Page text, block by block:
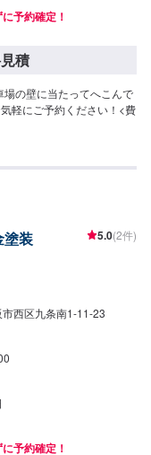
予約確定！
積
の壁に当たってへこんで
軽にご予約ください！<費
塗装 5.0(2件)
西区九条南1-11-23
予約確定！